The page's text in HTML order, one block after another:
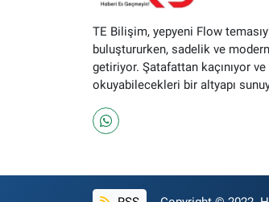
TE Bilişim, yepyeni Flow
buluştururken, sadelik ve
getiriyor. Şatafattan kaçınıyor
okuyabilecekleri bir altyapı